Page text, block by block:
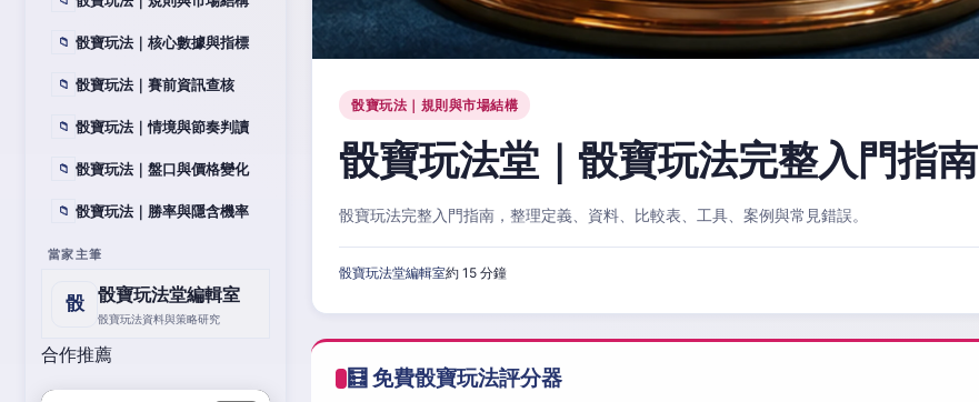
📁 骰寶玩法｜核心數據與指標
📁 骰寶玩法｜賽前資訊查核
📁 骰寶玩法｜情境與節奏判讀
📁 骰寶玩法｜盤口與價格變化
📁 骰寶玩法｜勝率與隱含機率
當家主筆
骰 骰寶玩法堂編輯室
骰寶玩法資料與策略研究
合作推薦
骰寶玩法｜規則與市場結構
骰寶玩法堂｜骰寶玩法完整入門指南
骰寶玩法完整入門指南，整理定義、資料、比較表、工具、案例與常見錯誤。
骰寶玩法堂編輯室約 15 分鐘
🧮 免費骰寶玩法評分器